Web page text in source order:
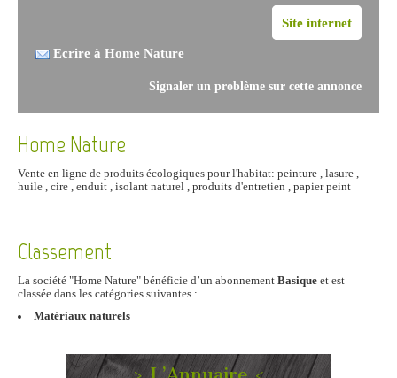
Site internet
Ecrire à Home Nature
Signaler un problème sur cette annonce
Home Nature
Vente en ligne de produits écologiques pour l'habitat: peinture , lasure ,
huile , cire , enduit , isolant naturel , produits d'entretien , papier peint
Classement
La société "Home Nature" bénéficie d’un abonnement Basique et est
classée dans les catégories suivantes :
Matériaux naturels